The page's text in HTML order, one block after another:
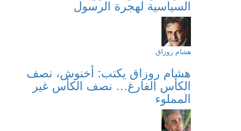
السياسية لهجرة الرسول
هشام روزاق
هشام روزاق يكتب: أخنوش، نصف
الكأس الفارغ… نصف الكأس غير
المملوء